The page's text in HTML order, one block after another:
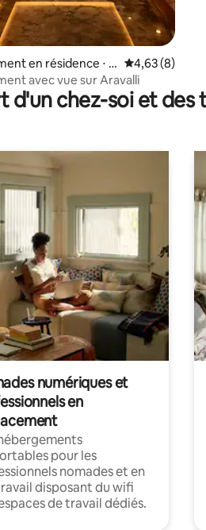
en résidence ⋅ S
Évaluation
4,63 (8)
avec vue sur Aravalli
d'un chez-soi et des
numériques et
en
pour les
nomades et en
disposant du wifi
de travail dédiés.